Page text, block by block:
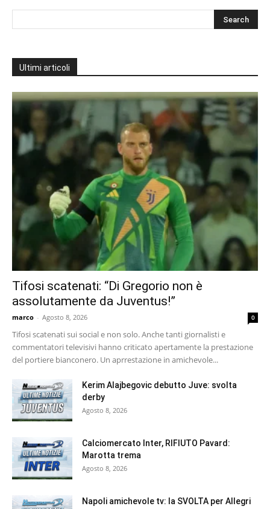
Ultimi articoli
Tifosi scatenati: “Di Gregorio non è
assolutamente da Juventus!”
marco - Agosto 8, 2026 0
Tifosi scatenati sui social e non solo. Anche tanti giornalisti e
commentatori televisivi hanno criticato apertamente la prestazione
del portiere bianconero. Un aprrestazione in amichevole...
Kerim Alajbegovic debutto Juve: svolta
derby
Agosto 8, 2026
Calciomercato Inter, RIFIUTO Pavard:
Marotta trema
Agosto 8, 2026
Napoli amichevole tv: la SVOLTA per Allegri